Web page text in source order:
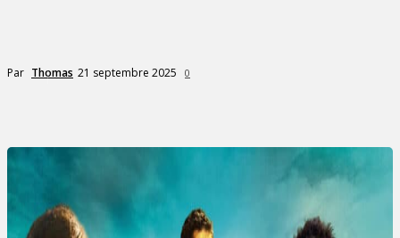
Par Thomas 21 septembre 2025 0